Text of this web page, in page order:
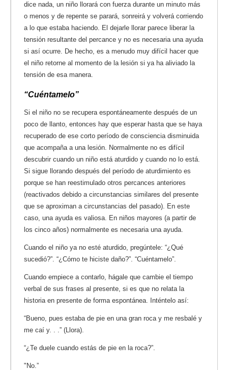
dice nada, un niño llorará con fuerza durante un minuto más
o menos y de repente se parará, sonreirá y volverá corriendo
a lo que estaba haciendo. El dejarle llorar parece liberar la
tensión resultante del percance y no es necesaria una ayuda
si así ocurre. De hecho, es a menudo muy difícil hacer que
el niño retorne al momento de la lesión si ya ha aliviado la
tensión de esa manera.
“Cuéntamelo”
Si el niño no se recupera espontáneamente después de un
poco de llanto, entonces hay que esperar hasta que se haya
recuperado de ese corto período de consciencia disminuida
que acompaña a una lesión. Normalmente no es difícil
descubrir cuando un niño está aturdido y cuando no lo está.
Si sigue llorando después del período de aturdimiento es
porque se han reestimulado otros percances anteriores
(reactivados debido a circunstancias similares del presente
que se aproximan a circunstancias del pasado). En este
caso, una ayuda es valiosa. En niños mayores (a partir de
los cinco años) normalmente es necesaria una ayuda.
Cuando el niño ya no esté aturdido, pregúntele: “¿Qué
sucedió?”. “¿Cómo te hiciste daño?”. “Cuéntamelo”.
Cuando empiece a contarlo, hágale que cambie el tiempo
verbal de sus frases al presente, si es que no relata la
historia en presente de forma espontánea. Inténtelo así:
“Bueno, pues estaba de pie en una gran roca y me resbalé y
me caí y. . .” (Llora).
“¿Te duele cuando estás de pie en la roca?”.
"No.”